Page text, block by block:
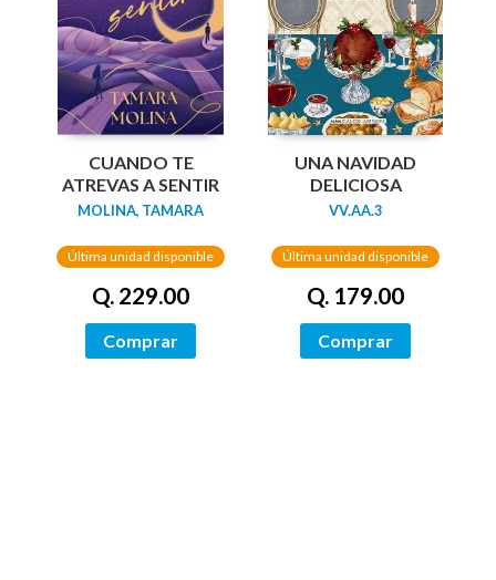
CUANDO TE
ATREVAS A SENTIR
MOLINA, TAMARA
Última unidad disponible
Q. 229.00
Comprar
UNA NAVIDAD
DELICIOSA
VV.AA.3
Última unidad disponible
Q. 179.00
Comprar